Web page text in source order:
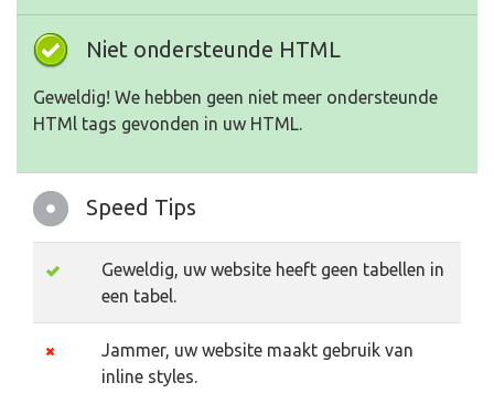
Niet ondersteunde HTML
Geweldig! We hebben geen niet meer ondersteunde
HTMl tags gevonden in uw HTML.
Speed Tips
Geweldig, uw website heeft geen tabellen in
een tabel.
Jammer, uw website maakt gebruik van
inline styles.